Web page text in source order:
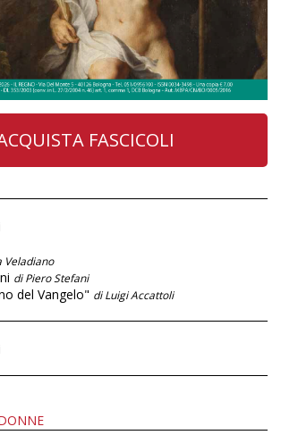
FASCICOLI
Veladiano
di Piero Stefani
del Vangelo" di Luigi Accattoli